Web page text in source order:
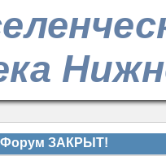
Форум ЗАКРЫТ!